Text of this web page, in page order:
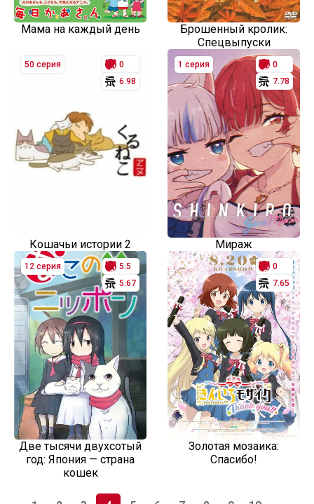
Мама на каждый день
Брошенный кролик:
Спецвыпуски
50 серия
0
6.98
Кошачьи истории 2
1 серия
0
7.78
Мираж
12 серия
5.5
5.67
Две тысячи двухсотый
год: Япония — страна
кошек
0
7.65
Золотая мозаика:
Спасибо!